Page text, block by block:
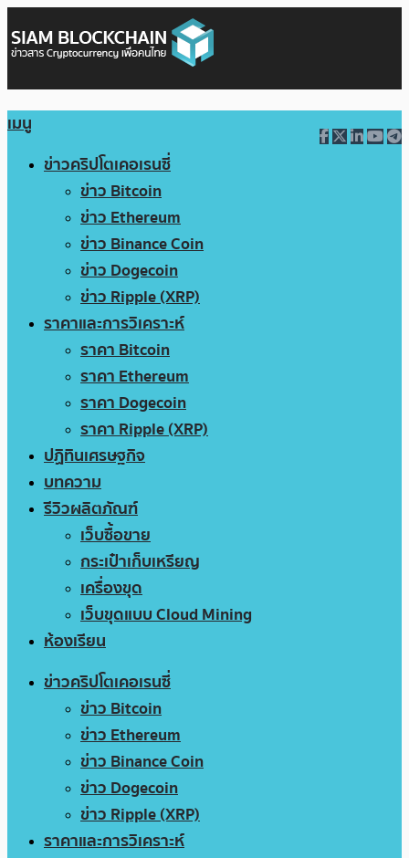
เมนู
ข่าวคริปโตเคอเรนซี่
ข่าว Bitcoin
ข่าว Ethereum
ข่าว Binance Coin
ข่าว Dogecoin
ข่าว Ripple (XRP)
ราคาและการวิเคราะห์
ราคา Bitcoin
ราคา Ethereum
ราคา Dogecoin
ราคา Ripple (XRP)
ปฏิทินเศรษฐกิจ
บทความ
รีวิวผลิตภัณฑ์
เว็บซื้อขาย
กระเป๋าเก็บเหรียญ
เครื่องขุด
เว็บขุดแบบ Cloud Mining
ห้องเรียน
ข่าวคริปโตเคอเรนซี่
ข่าว Bitcoin
ข่าว Ethereum
ข่าว Binance Coin
ข่าว Dogecoin
ข่าว Ripple (XRP)
ราคาและการวิเคราะห์